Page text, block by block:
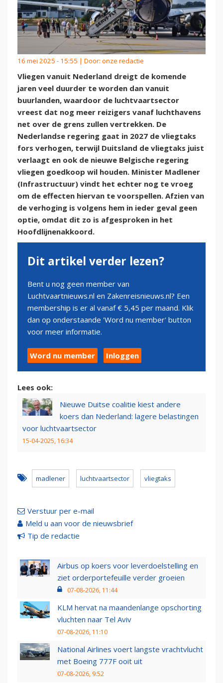
16 mei 2025 - 15:55 | Door: onze redactie
Vliegen vanuit Nederland dreigt de komende
jaren veel duurder te worden dan vanuit
buurlanden, waardoor de luchtvaartsector
vreest dat nog meer reizigers vanaf luchthavens
net over de grens zullen vertrekken. De
Nederlandse regering gaat in 2027 de vliegtaks
fors verhogen, terwijl Duitsland de vliegtaks juist
verlaagt en ook de nieuwe Belgische regering
vliegen goedkoop wil houden. Minister Madlener
(Infrastructuur) vindt het echter nog te vroeg
om de effecten hiervan te voorspellen. Afzien van
de verhoging is volgens hem in ieder geval geen
optie, omdat dit zo is afgesproken in het
Hoofdlijnenakkoord.
Dit artikel verder lezen?
Bent u nog geen member van
Luchtvaartnieuws.nl en Zakenreisnieuws.nl? Een
membership is er al vanaf € 5,45 per maand. Klik
dan op onderstaande 'Word nu member' button
voor meer informatie.
Word nu member Inloggen
Lees ook:
Nieuwe Duitse coalitie kiest andere
koers dan Nederland: lagere belastingen
voor luchtvaartsector
15-04-2025, 16:34
madlener luchtvaartsector vliegtaks
Verstuur per e-mail
Meld u aan voor de nieuwsbrief
Tip de redactie
Airbus op koers voor leverdoelstelling en
ziet orderportefeuille verder groeien
07-08-2026, 11:44
KLM hervat na maandenlange opschorting
vluchten naar Tel Aviv
07-08-2026, 11:10
National Airlines voert langste vrachtvlucht
met Boeing 777F ooit uit
07-08-2026, 9:52